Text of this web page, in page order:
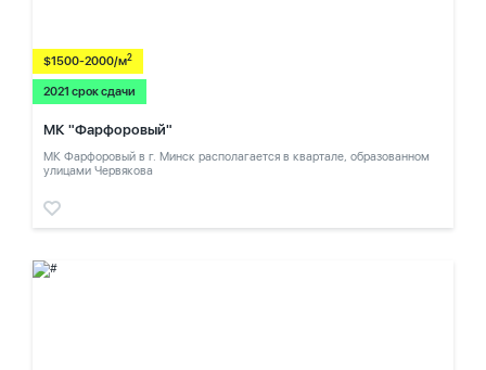
$1500-2000/м2
2021 срок сдачи
МК "Фарфоровый"
МК Фарфоровый в г. Минск располагается в квартале, образованном
улицами Червякова